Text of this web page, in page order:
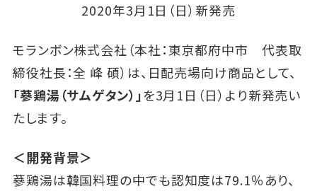
2020年3月1日（日）新発売
モランボン株式会社（本社：東京都府中市 代表取
締役社長：全 峰 碩）は、日配売場向け商品として、
「蔘鶏湯（サムゲタン）」を3月1日（日）より新発売い
たします。
＜開発背景＞
蔘鶏湯は韓国料理の中でも認知度は79.1％あり、